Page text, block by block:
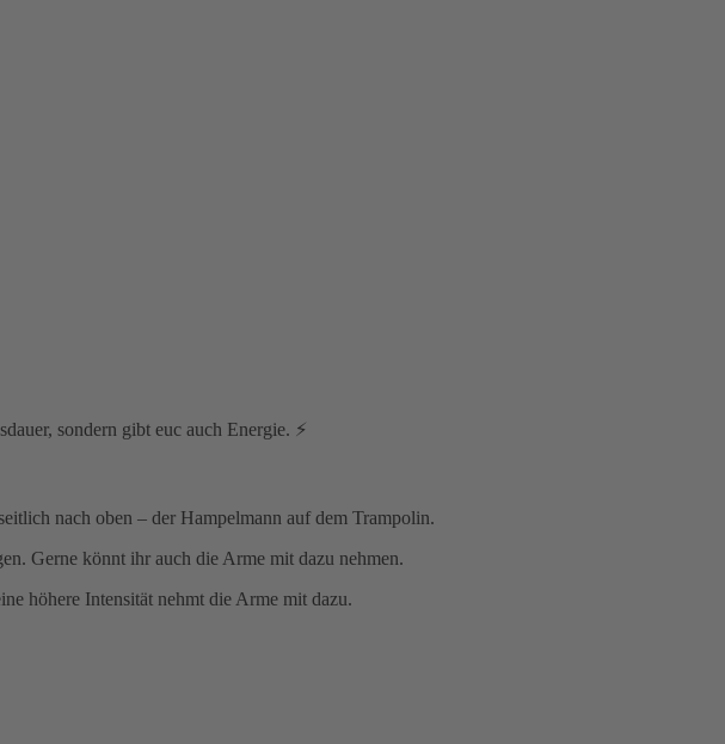
sondern gibt euc auch Energie. ⚡
nach oben – der Hampelmann auf dem Trampolin.
Gerne könnt ihr auch die Arme mit dazu nehmen.
höhere Intensität nehmt die Arme mit dazu.